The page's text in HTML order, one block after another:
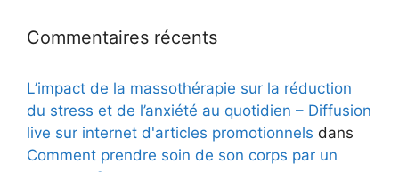
Commentaires récents
L’impact de la massothérapie sur la réduction
du stress et de l’anxiété au quotidien – Diffusion
live sur internet d'articles promotionnels dans
Comment prendre soin de son corps par un